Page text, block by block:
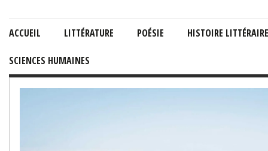
ACCUEIL LITTÉRATURE POÉSIE HISTOIRE LITTÉRAIRE
SCIENCES HUMAINES